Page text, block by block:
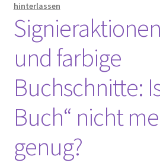
hinterlassen
und farbige
Buchschnitte:
Buch“ nicht
genug?